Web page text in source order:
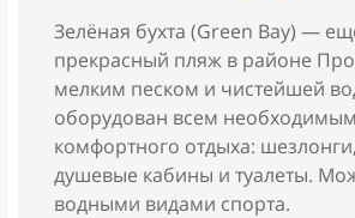
Зелёная бухта (Green Bay) —
прекрасный пляж в районе
мелким песком и чистейшей
оборудован всем
комфортного отдыха:
душевые кабины и туалеты.
водными видами спорта.